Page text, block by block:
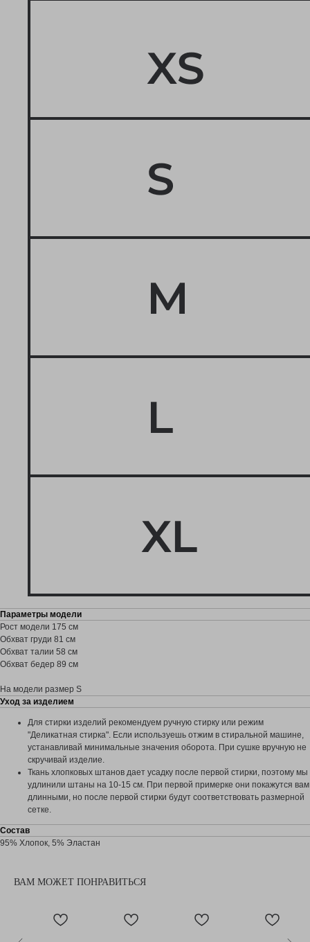
Параметры модели
Рост модели 175 см
Обхват груди 81 см
Обхват талии 58 см
Обхват бедер 89 см
На модели размер S
Уход за изделием
Для стирки изделий рекомендуем ручную стирку или режим
"Деликатная стирка". Если используешь отжим в стиральной машине,
устанавливай минимальные значения оборота. При сушке вручную не
скручивай изделие.
Ткань хлопковых штанов дает усадку после первой стирки, поэтому мы
удлинили штаны на 10-15 см. При первой примерке они покажутся вам
длинными, но после первой стирки будут соответствовать размерной
сетке.
Состав
95% Хлопок, 5% Эластан
ВАМ МОЖЕТ ПОНРАВИТЬСЯ
КАТАЛОГ
ПОДПИШИТЕСЬ НА РАССЫЛКУ
Брюки
Лето`26
Новинки
КОНТАКТЫ
Telegram